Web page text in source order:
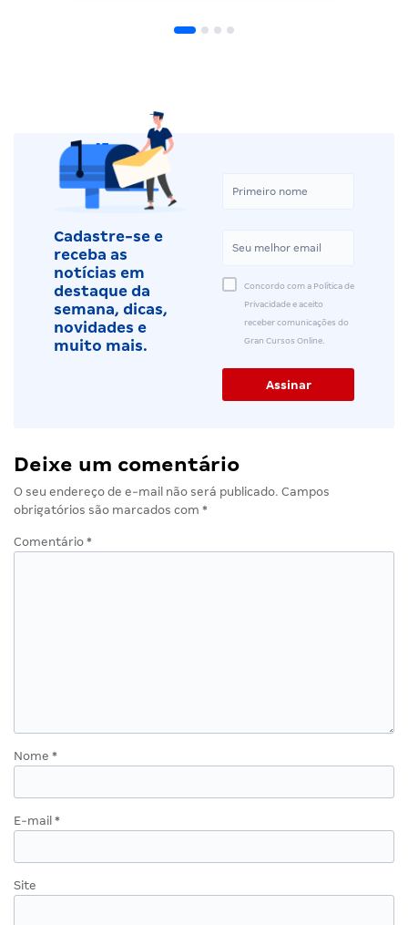
Cadastre-se e
receba as
notícias em
destaque da
semana, dicas,
novidades e
muito mais.
Concordo com a Política de
Privacidade e aceito
receber comunicações do
Gran Cursos Online.
Deixe um comentário
O seu endereço de e-mail não será publicado. Campos
obrigatórios são marcados com *
Comentário *
Nome *
E-mail *
Site